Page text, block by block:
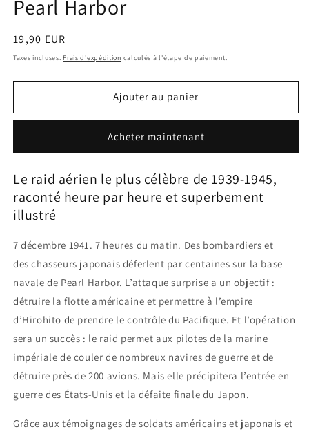
Pearl Harbor
Prix
habituel
19,90 EUR
Taxes incluses. Frais d'expédition calculés à l'étape de paiement.
Ajouter au panier
Acheter maintenant
Le raid aérien le plus célèbre de 1939-1945,
raconté heure par heure et superbement
illustré
7 décembre 1941. 7 heures du matin. Des bombardiers et
des chasseurs japonais déferlent par centaines sur la base
navale de Pearl Harbor. L’attaque surprise a un objectif :
détruire la flotte américaine et permettre à l’empire
d’Hirohito de prendre le contrôle du Pacifique. Et l’opération
sera un succès : le raid permet aux pilotes de la marine
impériale de couler de nombreux navires de guerre et de
détruire près de 200 avions. Mais elle précipitera l’entrée en
guerre des États-Unis et la défaite finale du Japon.
Grâce aux témoignages de soldats américains et japonais et